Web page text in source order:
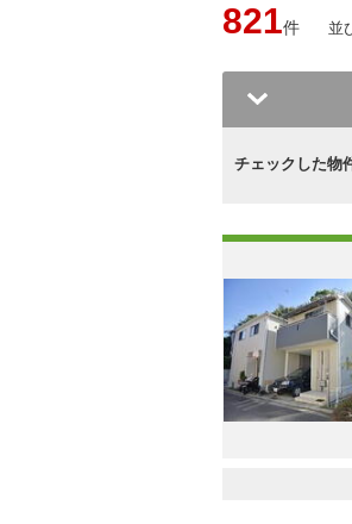
821件 並
チェックした物